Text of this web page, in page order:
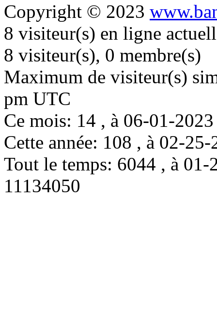
Copyright © 2023
8 visiteur(s) en ligne
8 visiteur(s), 0 membre(s)
Maximum de visiteur(s)
pm UTC
Ce mois: 14 , à 06-01-
Cette année: 108 , à 02-
Tout le temps: 6044 , à
11134050